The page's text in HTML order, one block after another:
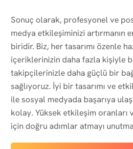
Sonuç olarak, profesyonel ve
medya etkileşiminizi artırmanın
biridir. Biz, her tasarımı özenle
içeriklerinizin daha fazla kişiyle
takipçilerinizle daha güçlü bir bağ
sağlıyoruz. İyi bir tasarımı ve
ile sosyal medyada başarıya
kolay. Yüksek etkileşim oranları
için doğru adımlar atmayı